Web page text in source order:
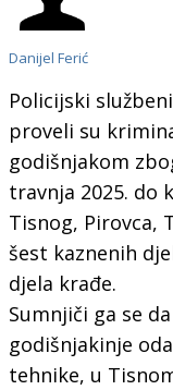
Danijel Ferić
Policijski
proveli su
godišnjakom
travnja 2025. do
Tisnog, Pirovca,
šest kaznenih
djela krađe.
Sumnjiči ga se
godišnjakinje
tehnike, u